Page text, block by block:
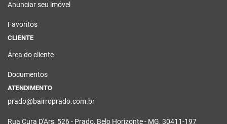
Anunciar seu imóvel
Favoritos
CLIENTE
Área do cliente
Documentos
ATENDIMENTO
prado@bairroprado.com.br
Rua Cura D'Ars, 526 - Prado, Belo Horizonte - MG, 30411-197